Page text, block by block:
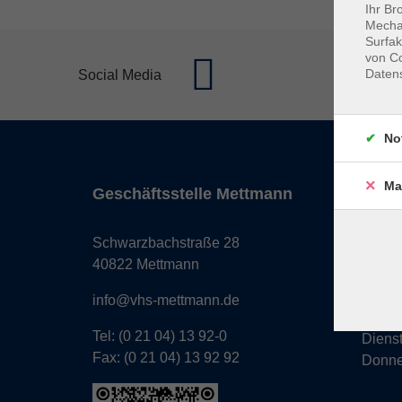
Social Media
Geschäftsstelle Mettmann
Schwarzbachstraße 28
40822 Mettmann
info@vhs-mettmann.de
Tel: (0 21 04) 13 92-0
Fax: (0 21 04) 13 92 92
Ihr
von